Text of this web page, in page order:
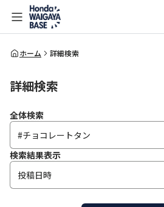
全体検索
ホーム 詳細検索
詳細検索
全体検索
検索結果表示
投稿日時